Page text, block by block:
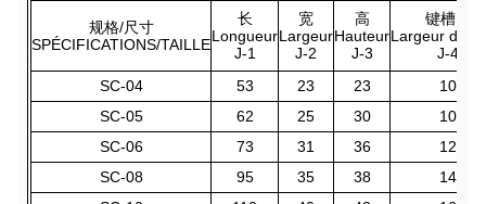
规格/尺寸
SPÉCIFICATIONS/TAILLE
长
Longueur
J-1
宽
Largeur
J-2
高
Hauteur
J-3
键槽宽
Largeur de
J-4
SC-04
53 23 23
10
SC-05
62 25 30
10
SC-06
73 31 36
12
SC-08
95 35 38
14